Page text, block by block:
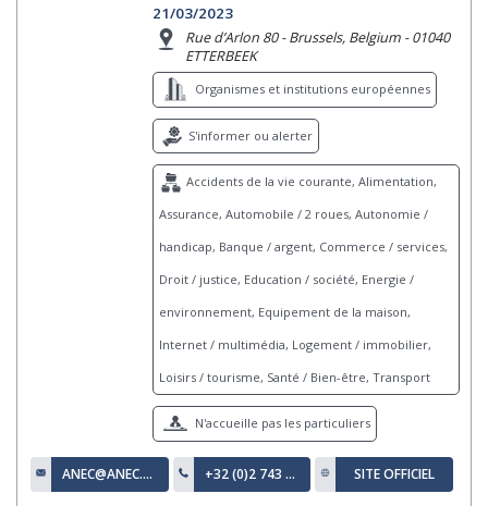
21/03/2023
Rue d’Arlon 80 - Brussels, Belgium - 01040
ETTERBEEK
Organismes et institutions européennes
S'informer ou alerter
Accidents de la vie courante, Alimentation,
Assurance, Automobile / 2 roues, Autonomie /
handicap, Banque / argent, Commerce / services,
Droit / justice, Education / société, Energie /
environnement, Equipement de la maison,
Internet / multimédia, Logement / immobilier,
Loisirs / tourisme, Santé / Bien-être, Transport
N'accueille pas les particuliers
ANEC@ANEC.EU +32 (0)2 743 24 70 SITE OFFICIEL